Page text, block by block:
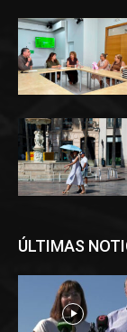
ÚLTIMAS